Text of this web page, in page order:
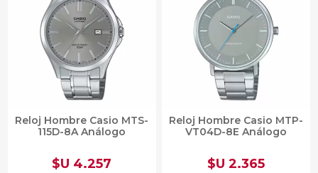
Reloj Hombre Casio MTS-
115D-8A Análogo
$U 4.257
Reloj Hombre Casio MTP-
VT04D-8E Análogo
$U 2.365